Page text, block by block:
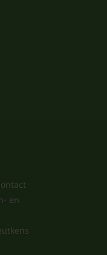
en